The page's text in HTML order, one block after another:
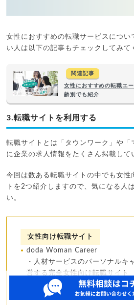
女性におすすめの転職サービスについ
い人は以下の記事もチェックしてみて
関連記事
女性におすすめの転職エ
齢別でも紹介
3.転職サイトを利用する
転職サイトとは「タウンワーク」や「
に企業の求人情報をたくさん掲載して
今回は数ある転職サイトの中でも女性
トを2つ紹介しますので、気になる人
い。
女性向け転職サイト
doda Woman Career
・人材サービスのパーソナルキ
営する完全女性向け転職サイト
・登録企業は全国に展開されて
いる場合も安心して利用可能